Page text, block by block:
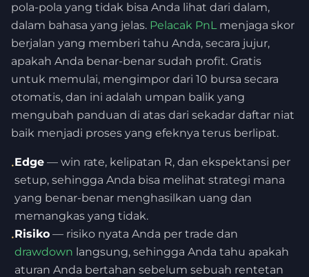
pola-pola yang tidak bisa Anda lihat dari dalam,
dalam bahasa yang jelas. Pelacak PnLmenjaga skor
berjalan yang memberi tahu Anda, secara jujur,
apakah Anda benar-benar sudah profit. Gratis
untuk memulai, mengimpor dari 10 bursa secara
otomatis, dan ini adalah umpan balik yang
mengubah panduan di atas dari sekadar daftar niat
baik menjadi proses yang efeknya terus berlipat.
•Edge — win rate, kelipatan R, dan ekspektansi per
setup, sehingga Anda bisa melihat strategi mana
yang benar-benar menghasilkan uang dan
memangkas yang tidak.
•Risiko — risiko nyata Anda per trade dan
drawdown langsung, sehingga Anda tahu apakah
aturan Anda bertahan sebelum sebuah rentetan